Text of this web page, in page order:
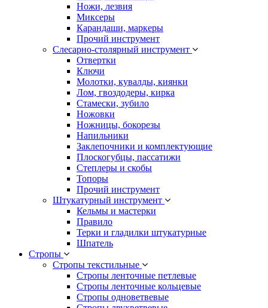
Ножи, лезвия
Миксеры
Карандаши, маркеры
Прочий инструмент
Слесарно-столярный инструмент
Отвертки
Ключи
Молотки, кувалды, киянки
Лом, гвоздодеры, кирка
Стамески, зубило
Ножовки
Ножницы, бокорезы
Напильники
Заклепочники и комплектующие
Плоскогубцы, пассатижи
Степлеры и скобы
Топоры
Прочий инструмент
Штукатурный инструмент
Кельмы и мастерки
Правило
Терки и гладилки штукатурные
Шпатель
Стропы
Стропы текстильные
Стропы ленточные петлевые
Стропы ленточные кольцевые
Стропы одноветвевые